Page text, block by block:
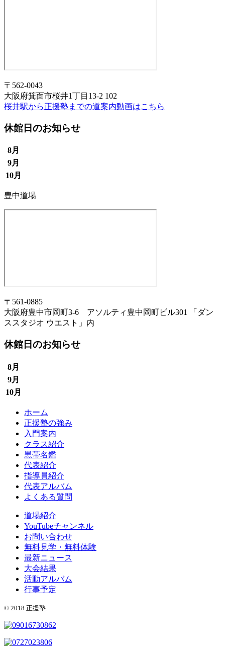
〒562-0043
大阪府箕面市桜井1丁目13-2 102
桜井駅から正援塾までの道案内動画はこちら
休館日のお知らせ
8月
9月
10月
豊中道場
〒561-0885
大阪府豊中市岡町3-6 アソルティ豊中岡町ビル301 「ダン
ススタジオ ウエスト」内
休館日のお知らせ
8月
9月
10月
ホーム
正援塾の強み
入門案内
クラス紹介
黒帯名鑑
代表紹介
指導員紹介
代表アルバム
よくある質問
道場紹介
YouTubeチャンネル
お問い合わせ
無料見学・無料体験
最新ニュース
大会結果
活動アルバム
行事予定
© 2018 正援塾.